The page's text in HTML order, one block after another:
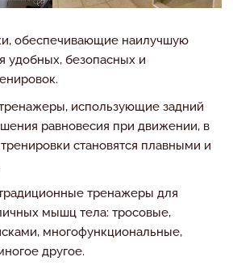
обеспечивающие наилучшую
удобных, безопасных и
использующие задний
равновесия при движении, в
тренировки становятся плавными и
тренажеры для
мышц тела: тросовые,
многофункциональные,
другое.